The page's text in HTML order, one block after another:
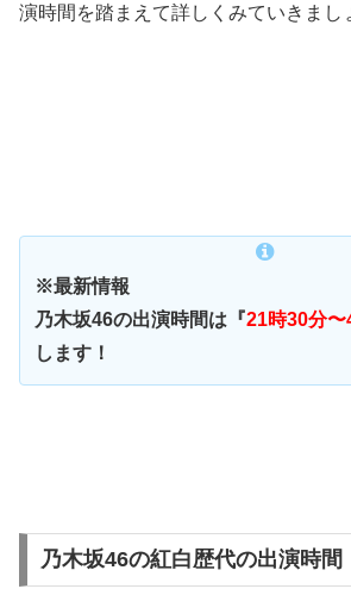
演時間を踏まえて詳しくみていきまし
※最新情報
乃木坂46の出演時間は『21時30分〜
します！
乃木坂46の紅白歴代の出演時間